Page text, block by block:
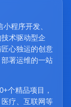
程序开发、
术驱动型企
心独运的创意
署运维的一站
个精品项目，
疗、互联网等